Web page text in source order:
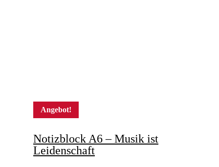
Angebot!
Notizblock A6 – Musik ist
Leidenschaft